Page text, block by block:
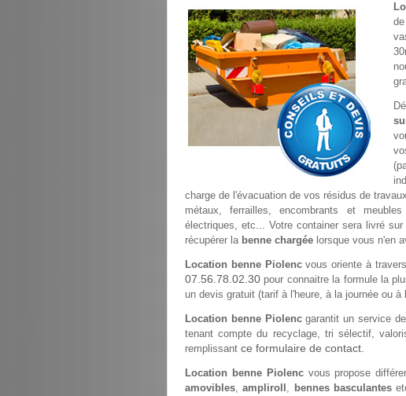
charge de l'évacuation de vos résidus de
métaux, ferrailles, encombrants et
électriques, etc... Votre container sera livré
récupérer la benne chargée lorsque vous n'en
Location benne Piolencvous oriente à
07.56.78.02.30 pour connaitre la formule la
un devis gratuit (tarif à l'heure, à la journée ou
Location benne Piolencgarantit un service
tenant compte du recyclage, tri sélectif,
remplissant ce formulaire de contact.
Location benne Piolencvous propose
amovibles,ampliroll , bennes basculantes